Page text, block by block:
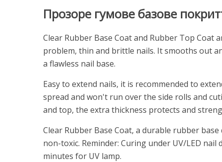
Прозоре гумове базове
Clear Rubber Base Coat and Rubber Top
problem, thin and brittle nails. It smooths out
a flawless nail base.
Easy to extend nails, it is recommended to
spread and won't run over the side rolls and
and top, the extra thickness protects and
Clear Rubber Base Coat, a durable rubber
non-toxic. Reminder: Curing under UV/LED
minutes for UV lamp.